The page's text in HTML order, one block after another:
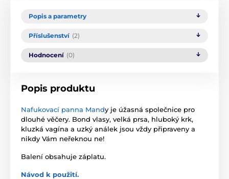
Popis a parametry
Příslušenství (2)
Hodnocení (0)
Popis produktu
Nafukovací panna Mandy je úžasná společnice pro
dlouhé věčery. Bond vlasy, velká prsa, hluboký krk,
kluzká vagína a uzký análek jsou vždy připraveny a
nikdy Vám neřeknou ne!
Balení obsahuje záplatu.
Návod k použití.